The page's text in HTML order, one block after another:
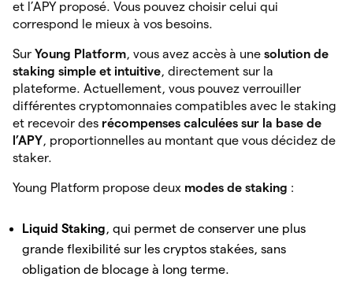
et l’APY proposé. Vous pouvez choisir celui qui
correspond le mieux à vos besoins.
Sur Young Platform, vous avez accès à une solution de
staking simple et intuitive, directement sur la
plateforme. Actuellement, vous pouvez verrouiller
différentes cryptomonnaies compatibles avec le staking
et recevoir des récompenses calculées sur la base de
l’APY, proportionnelles au montant que vous décidez de
staker.
Young Platform propose deux modes de staking :
Liquid Staking, qui permet de conserver une plus
grande flexibilité sur les cryptos stakées, sans
obligation de blocage à long terme.